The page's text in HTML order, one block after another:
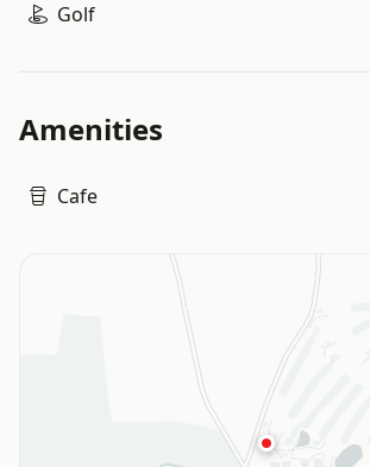
Golf
Amenities
Cafe